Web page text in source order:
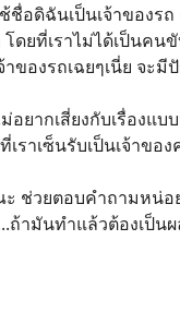
ชื่อดิฉันเป็นเจ้าของร
โดยที่เราไม่ได้เป็นคนขั
าของรถเฉยๆเนี่ย จะ
ม่อยากเสี่ยงกับเรื่องแ
ราเซ็นรับเป็นเจ้าของ
ช่วยตอบคำถามหน่อ
ถ้ามันทำแล้วต้องเป็นผ